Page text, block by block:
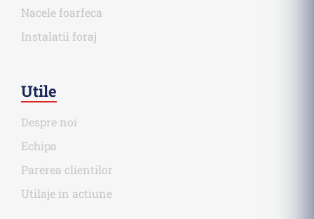
Nacele foarfeca
Instalatii foraj
Utile
Despre noi
Echipa
Parerea clientilor
Utilaje in actiune